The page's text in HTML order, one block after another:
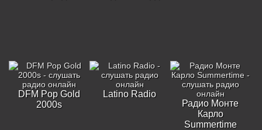
DFM Pop Gold
2000s
Latino Radio
Радио Монте
Карло
Summertime